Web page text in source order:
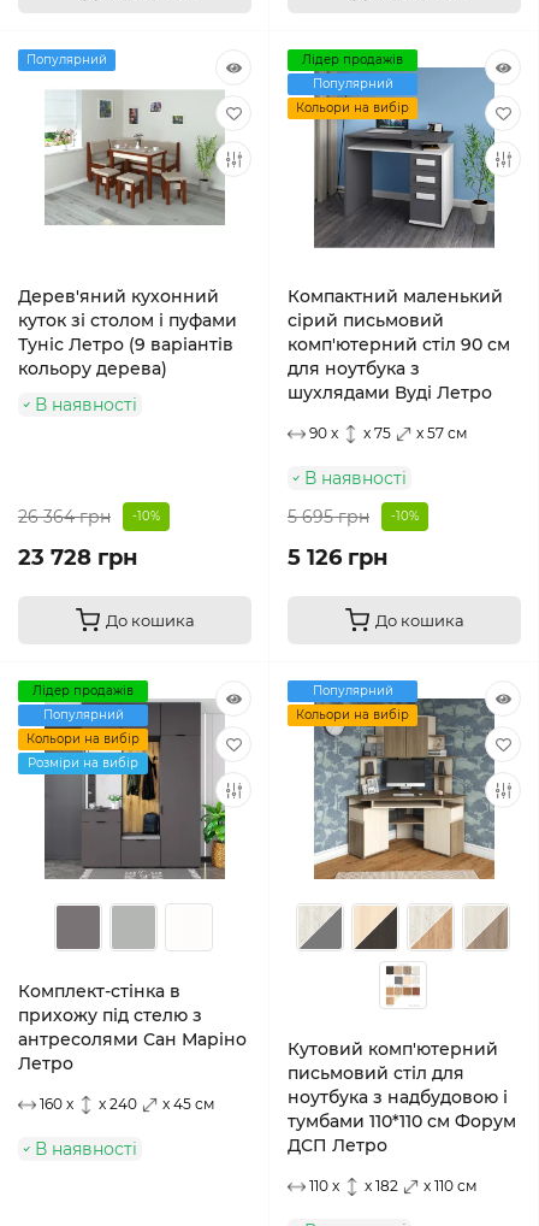
Популярний
Дерев'яний кухонний
куток зі столом і пуфами
Туніс Летро (9 варіантів
кольору дерева)
В наявності
26 364 грн -10%
23 728 грн
До кошика
Лідер продажів
Популярний
Кольори на вибір
Компактний маленький
сірий письмовий
комп'ютерний стіл 90 см
для ноутбука з
шухлядами Вуді Летро
90 x x 75 x 57 см
В наявності
5 695 грн
-10%
5 126 грн
До кошика
Лідер продажів
Популярний
Кольори на вибір
Розміри на вибір
Комплект-стінка в
прихожу під стелю з
антресолями Сан Маріно
Летро
160 x x 240 x 45 см
В наявності
Популярний
Кольори на вибір
Кутовий комп'ютерний
письмовий стіл для
ноутбука з надбудовою і
тумбами 110*110 см Форум
ДСП Летро
110 x x 182 x 110 см